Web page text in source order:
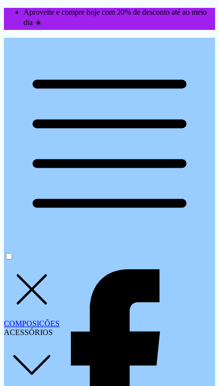
Aproveite e compre hoje com 20% de desconto até ao meio
dia ☀️
COMPOSIÇÕES
ACESSÓRIOS